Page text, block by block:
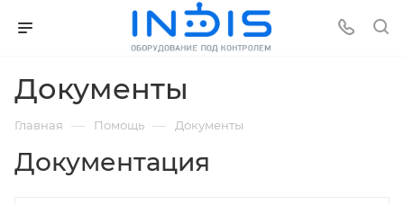
Документы
Главная — Помощь — Документы
Документация